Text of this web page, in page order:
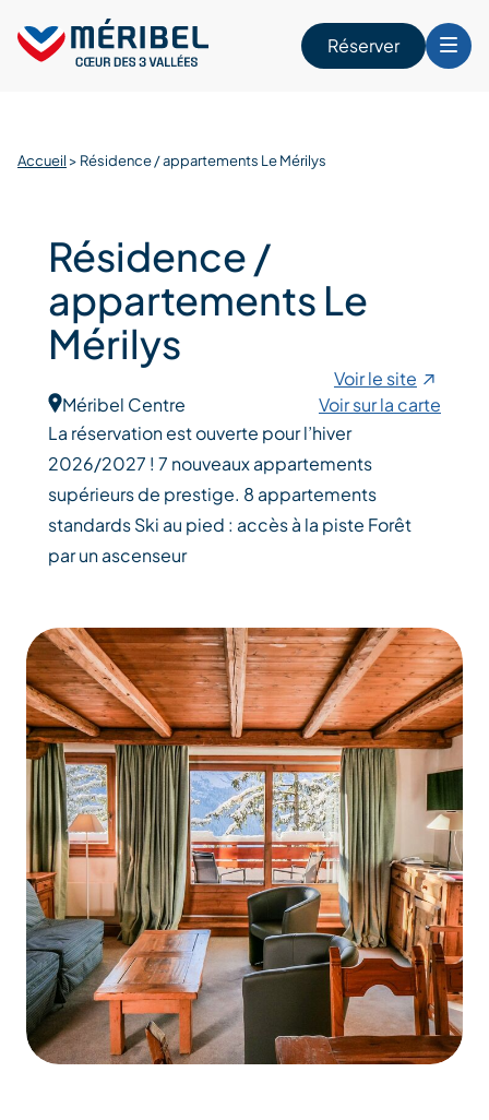
content
Réserver
Accueil > Résidence / appartements Le Mérilys
Résidence /
appartements Le
Mérilys
Voir le site
Méribel Centre
Voir sur la carte
La réservation est ouverte pour l’hiver
2026/2027 ! 7 nouveaux appartements
supérieurs de prestige. 8 appartements
standards Ski au pied : accès à la piste Forêt
par un ascenseur